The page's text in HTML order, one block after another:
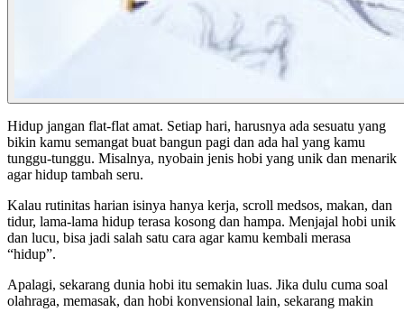
Hidup jangan flat-flat amat. Setiap hari, harusnya ada sesuatu yang
bikin kamu semangat buat bangun pagi dan ada hal yang kamu
tunggu-tunggu. Misalnya, nyobain jenis hobi yang unik dan menarik
agar hidup tambah seru.
Kalau rutinitas harian isinya hanya kerja, scroll medsos, makan, dan
tidur, lama-lama hidup terasa kosong dan hampa. Menjajal hobi unik
dan lucu, bisa jadi salah satu cara agar kamu kembali merasa
“hidup”.
Apalagi, sekarang dunia hobi itu semakin luas. Jika dulu cuma soal
olahraga, memasak, dan hobi konvensional lain, sekarang makin